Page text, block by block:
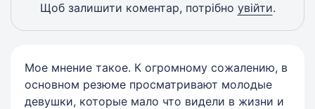
Щоб залишити коментар, потрібно увійти.
Мое мнение такое. К огромному сожалению, в
основном резюме просматривают молодые
девушки, которые мало что видели в жизни и